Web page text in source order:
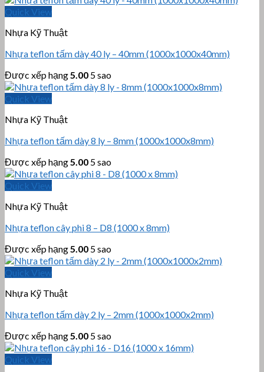
Quick View
Nhựa Kỹ Thuật
Nhựa teflon tấm dày 40 ly – 40mm (1000x1000x40mm)
Được xếp hạng 5.00 5 sao
Quick View
Nhựa Kỹ Thuật
Nhựa teflon tấm dày 8 ly – 8mm (1000x1000x8mm)
Được xếp hạng 5.00 5 sao
Quick View
Nhựa Kỹ Thuật
Nhựa teflon cây phi 8 – D8 (1000 x 8mm)
Được xếp hạng 5.00 5 sao
Quick View
Nhựa Kỹ Thuật
Nhựa teflon tấm dày 2 ly – 2mm (1000x1000x2mm)
Được xếp hạng 5.00 5 sao
Quick View